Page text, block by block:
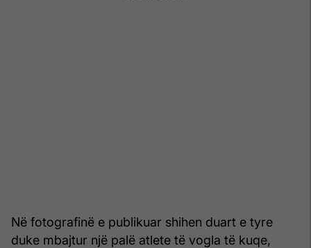
Në fotografinë e publikuar shihen duart e tyre
duke mbajtur një palë atlete të vogla të kuqe,